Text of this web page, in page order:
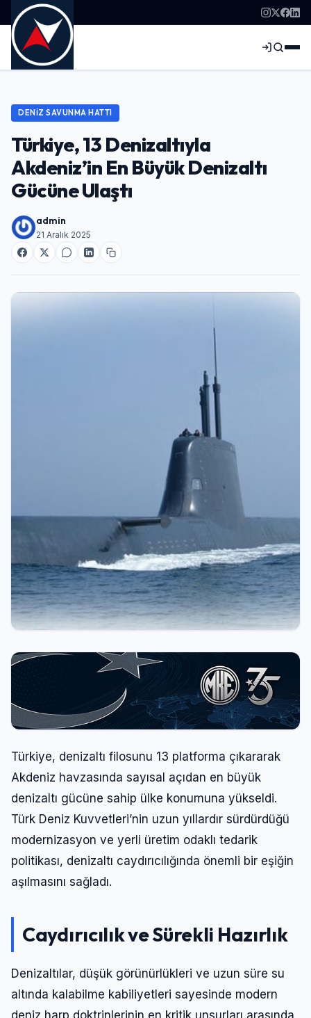
DENIZ SAVUNMA HATTI
Türkiye, 13 Denizaltıyla
Akdeniz’in En Büyük Denizaltı
Gücüne Ulaştı
admin
21 Aralık 2025
Türkiye, denizaltı filosunu 13 platforma çıkararak
Akdeniz havzasında sayısal açıdan en büyük
denizaltı gücüne sahip ülke konumuna yükseldi.
Türk Deniz Kuvvetleri’nin uzun yıllardır sürdürdüğü
modernizasyon ve yerli üretim odaklı tedarik
politikası, denizaltı caydırıcılığında önemli bir eşiğin
aşılmasını sağladı.
Caydırıcılık ve Sürekli Hazırlık
Denizaltılar, düşük görünürlükleri ve uzun süre su
altında kalabilme kabiliyetleri sayesinde modern
deniz harp doktrinlerinin en kritik unsurları arasında